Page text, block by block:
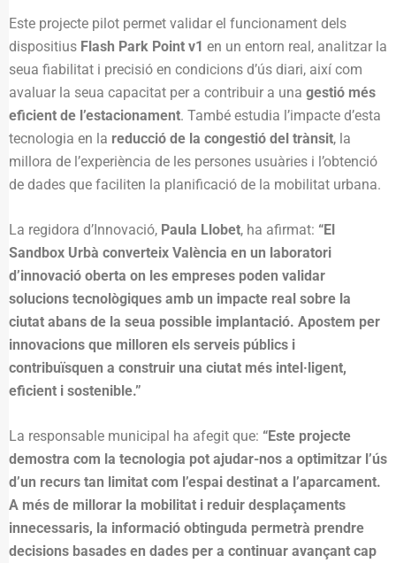
Este projecte pilot permet validar el funcionament dels
dispositius Flash Park Point v1 en un entorn real, analitzar la
seua fiabilitat i precisió en condicions d’ús diari, així com
avaluar la seua capacitat per a contribuir a una gestió més
eficient de l’estacionament. També estudia l’impacte d’esta
tecnologia en la reducció de la congestió del trànsit, la
millora de l’experiència de les persones usuàries i l’obtenció
de dades que faciliten la planificació de la mobilitat urbana.
La regidora d’Innovació, Paula Llobet, ha afirmat: “El
Sandbox Urbà converteix València en un laboratori
d’innovació oberta on les empreses poden validar
solucions tecnològiques amb un impacte real sobre la
ciutat abans de la seua possible implantació. Apostem per
innovacions que milloren els serveis públics i
contribuïsquen a construir una ciutat més intel·ligent,
eficient i sostenible.”
La responsable municipal ha afegit que: “Este projecte
demostra com la tecnologia pot ajudar-nos a optimitzar l’ús
d’un recurs tan limitat com l’espai destinat a l’aparcament.
A més de millorar la mobilitat i reduir desplaçaments
innecessaris, la informació obtinguda permetrà prendre
decisions basades en dades per a continuar avançant cap